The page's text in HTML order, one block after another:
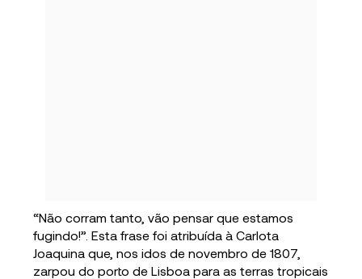
“Não corram tanto, vão pensar que estamos
fugindo!”. Esta frase foi atribuída à Carlota
Joaquina que, nos idos de novembro de 1807,
zarpou do porto de Lisboa para as terras tropicais